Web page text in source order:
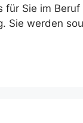
Sie im
werden